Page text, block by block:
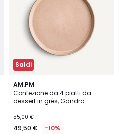
Saldi
AM.PM
Confezione da 4 piatti da
dessert in grès, Gandra
55,00 €
49,50 € -10%
5
/
5
2
Colori